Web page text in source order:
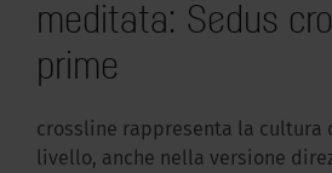
meditata: Sedus
prime
crossline rappresenta la cultura
livello, anche nella versione